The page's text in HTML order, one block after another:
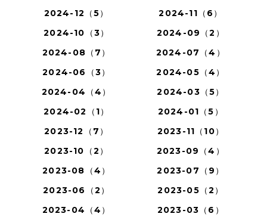
2024-12（5）
2024-11（6）
2024-10（3）
2024-09（2）
2024-08（7）
2024-07（4）
2024-06（3）
2024-05（4）
2024-04（4）
2024-03（5）
2024-02（1）
2024-01（5）
2023-12（7）
2023-11（10）
2023-10（2）
2023-09（4）
2023-08（4）
2023-07（9）
2023-06（2）
2023-05（2）
2023-04（4）
2023-03（6）